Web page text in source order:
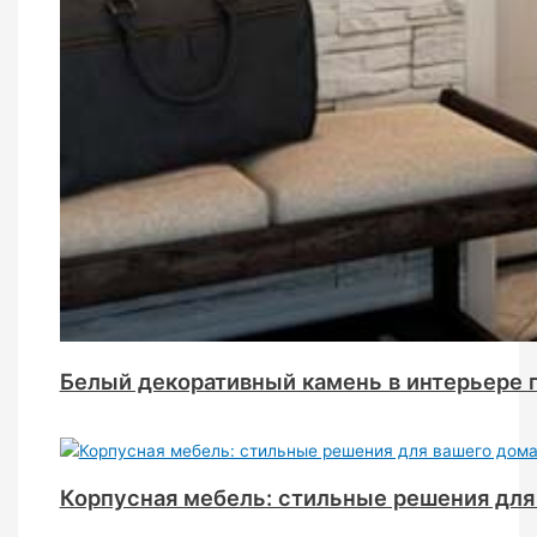
Белый декоративный камень в интерьере
Корпусная мебель: стильные решения